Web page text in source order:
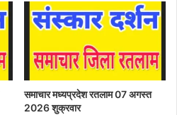
समाचार मध्यप्रदेश रतलाम 07 अगस्त
2026 शुक्रवार